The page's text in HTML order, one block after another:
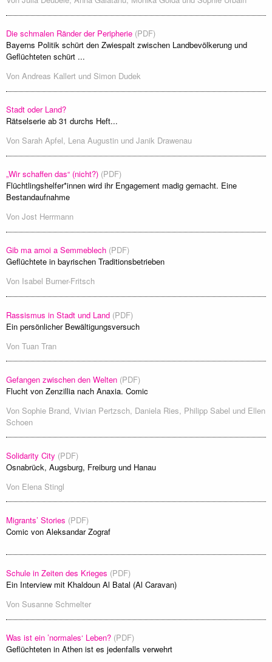
Die schmalen Ränder der Peripherie (PDF)
Bayerns Politik schürt den Zwiespalt zwischen Landbevölkerung und
Geflüchteten schürt ...
Von Andreas Kallert und Simon Dudek
Stadt oder Land?
Rätselserie ab 31 durchs Heft...
Von Sarah Apfel, Lena Augustin und Janik Drawenau
„Wir schaffen das“ (nicht?) (PDF)
Flüchtlingshelfer*innen wird ihr Engagement madig gemacht. Eine
Bestandaufnahme
Von Jost Herrmann
Gib ma amoi a Semmeblech (PDF)
Geflüchtete in bayrischen Traditionsbetrieben
Von Isabel Burner-Fritsch
Rassismus in Stadt und Land (PDF)
Ein persönlicher Bewältigungsversuch
Von Tuan Tran
Gefangen zwischen den Welten (PDF)
Flucht von Zenzillia nach Anaxia. Comic
Von Sophie Brand, Vivian Pertzsch, Daniela Ries, Philipp Sabel und Ellen
Schoen
Solidarity City (PDF)
Osnabrück, Augsburg, Freiburg und Hanau
Von Elena Stingl
Migrants’ Stories (PDF)
Comic von Aleksandar Zograf
Schule in Zeiten des Krieges (PDF)
Ein Interview mit Khaldoun Al Batal (Al Caravan)
Von Susanne Schmelter
Was ist ein ’normales‘ Leben? (PDF)
Geflüchteten in Athen ist es jedenfalls verwehrt